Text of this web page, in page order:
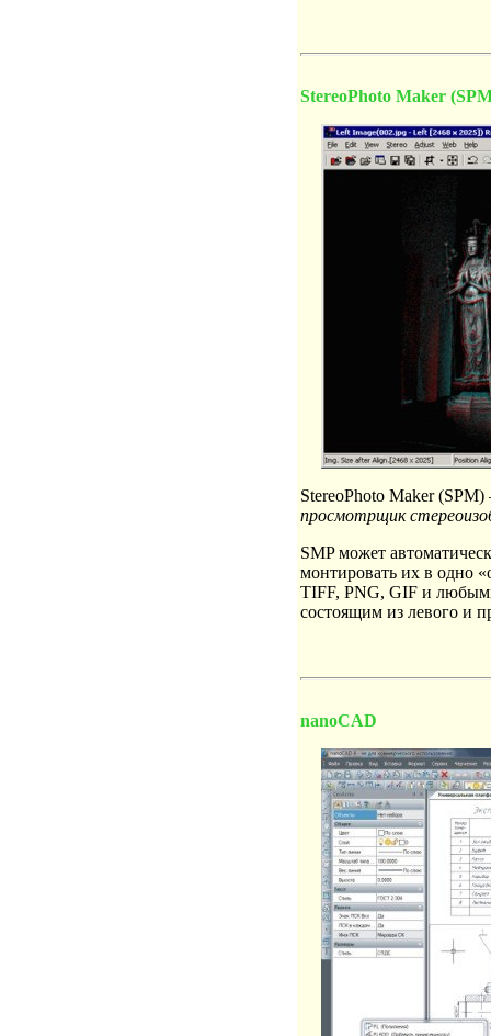
StereoPhoto Maker
StereoPhoto Maker
просмотрщик
SMP может
монтировать их в одно
TIFF, PNG, GIF и
состоящим из левого и
nanoCAD